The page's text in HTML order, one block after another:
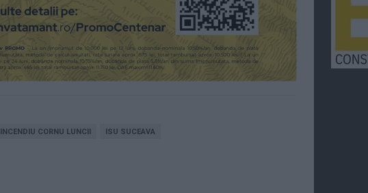
INCENDIU CORNU LUNCII ISU SUCEAVA